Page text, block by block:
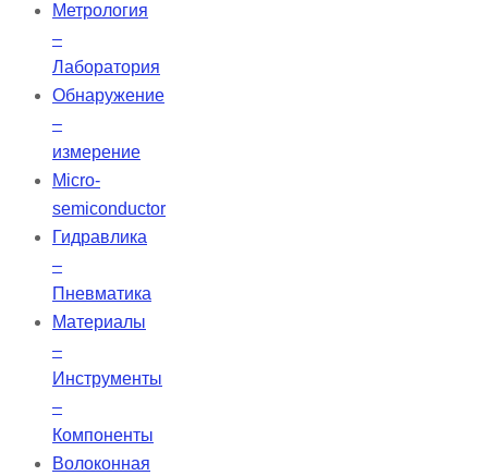
Метрология
–
Лаборатория
Обнаружение
–
измерение
Micro-
semiconductor
Гидравлика
–
Пневматика
Материалы
–
Инструменты
–
Компоненты
Волоконная